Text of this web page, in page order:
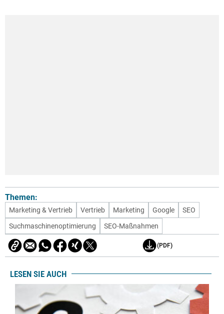
Themen:
Marketing & Vertrieb Vertrieb Marketing Google
SEO
Suchmaschinenoptimierung
SEO-Maßnahmen
(PDF)
LESEN SIE AUCH